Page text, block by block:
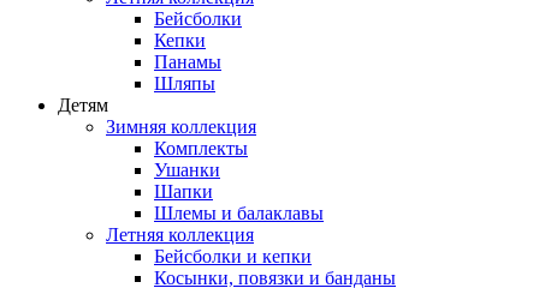
Бейсболки
Кепки
Панамы
Шляпы
Детям
Зимняя коллекция
Комплекты
Ушанки
Шапки
Шлемы и балаклавы
Летняя коллекция
Бейсболки и кепки
Косынки, повязки и банданы